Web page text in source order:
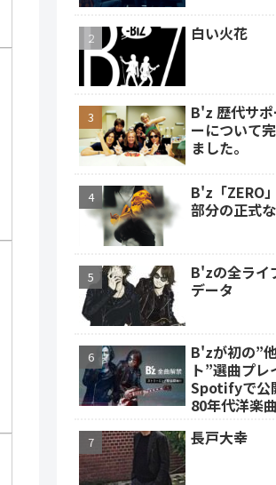
白い火花
B'z 歴代サ
ーについて
ました。
B'z「ZERO
部分の正式
B'zの全ライ
データ
B'zが初の”
ト”選曲プ
Spotifyで公
80年代洋楽
長戸大幸